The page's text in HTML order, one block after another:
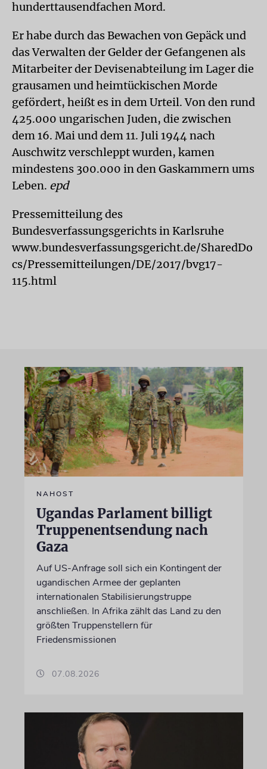
hunderttausendfachen Mord.
Er habe durch das Bewachen von Gepäck und
das Verwalten der Gelder der Gefangenen als
Mitarbeiter der Devisenabteilung im Lager die
grausamen und heimtückischen Morde
gefördert, heißt es in dem Urteil. Von den rund
425.000 ungarischen Juden, die zwischen
dem 16. Mai und dem 11. Juli 1944 nach
Auschwitz verschleppt wurden, kamen
mindestens 300.000 in den Gaskammern ums
Leben. epd
Pressemitteilung des
Bundesverfassungsgerichts in Karlsruhe
www.bundesverfassungsgericht.de/SharedDo
cs/Pressemitteilungen/DE/2017/bvg17-
115.html
NAHOST
Ugandas Parlament billigt
Truppenentsendung nach
Gaza
Auf US-Anfrage soll sich ein Kontingent der
ugandischen Armee der geplanten
internationalen Stabilisierungstruppe
anschließen. In Afrika zählt das Land zu den
größten Truppenstellern für
Friedensmissionen
07.08.2026